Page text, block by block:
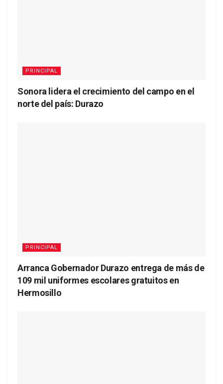
PRINCIPAL
Sonora lidera el crecimiento del campo en el
norte del país: Durazo
PRINCIPAL
Arranca Gobernador Durazo entrega de más de
109 mil uniformes escolares gratuitos en
Hermosillo